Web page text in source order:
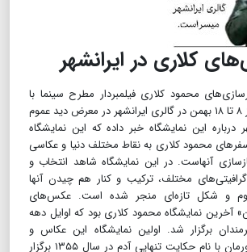
کلاری در ایرانشهر
محمود کلاری فیلمبردار مطرح سینما با
عنوان «روی دیوار» از ۸ تا ۱۸ بهمن در گالری ایرانشهر در معرض دید عموم
درباره این نمایشگاه خبر داده که این نمایشگاه
از ۱۵ سال سفرهای محمود کلاری به نقاط مختلف دنیا و عکاسی
آنهاست. در این نمایشگاه شاهد انتخاب و
مختلف، ترکیب و کنار هم چیدن آنها
و شکل تازه‌ای منجر شده است. عکس‌های
آخرین نمایشگاه محمود کلاری بود که اوایل دهه
برگزار شد. اولین نمایشگاه این عکاس و
فیلمبردار مطرح کشورمان با نام حکایت تنهایی آدم در سال ۱۳۵۵ برگزار